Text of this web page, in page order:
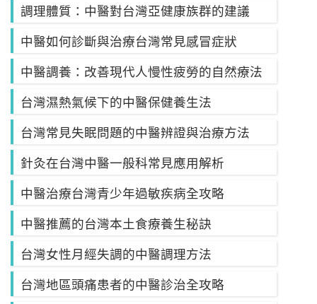
調理體質：中醫對台灣亞健康族群的建議
中醫如何診斷與治療台灣常見感冒症狀
中醫調養：改善現代人慢性疲勞的自然療法
台灣濕熱氣候下的中醫保健養生法
台灣常見失眠問題的中醫辨證與治療方法
針灸在台灣中醫一般科常見應用解析
中醫治療台灣青少年過敏疾病全攻略
中醫推薦的台灣本土食療養生秘訣
台灣女性月經失調的中醫調理方法
台灣地區頭痛患者的中醫診治全攻略